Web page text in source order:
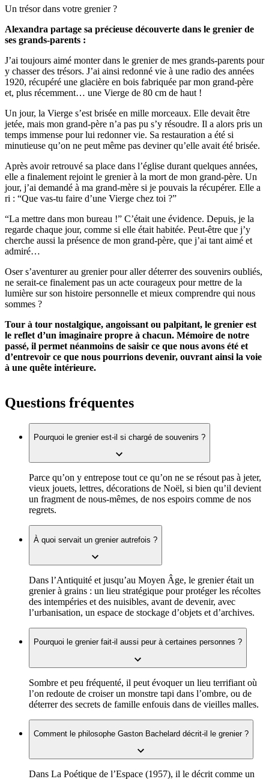
Un trésor dans votre grenier ?
Alexandra partage sa précieuse découverte dans le grenier de
ses grands-parents :
J’ai toujours aimé monter dans le grenier de mes grands-parents pour
y chasser des trésors. J’ai ainsi redonné vie à une radio des années
1920, récupéré une glacière en bois fabriquée par mon grand-père
et, plus récemment… une Vierge de 80 cm de haut !
Un jour, la Vierge s’est brisée en mille morceaux. Elle devait être
jetée, mais mon grand-père n’a pas pu s’y résoudre. Il a alors pris un
temps immense pour lui redonner vie. Sa restauration a été si
minutieuse qu’on ne peut même pas deviner qu’elle avait été brisée.
Après avoir retrouvé sa place dans l’église durant quelques années,
elle a finalement rejoint le grenier à la mort de mon grand-père. Un
jour, j’ai demandé à ma grand-mère si je pouvais la récupérer. Elle a
ri : “Que vas-tu faire d’une Vierge chez toi ?”
“La mettre dans mon bureau !” C’était une évidence. Depuis, je la
regarde chaque jour, comme si elle était habitée. Peut-être que j’y
cherche aussi la présence de mon grand-père, que j’ai tant aimé et
admiré…
Oser s’aventurer au grenier pour aller déterrer des souvenirs oubliés,
ne serait-ce finalement pas un acte courageux pour mettre de la
lumière sur son histoire personnelle et mieux comprendre qui nous
sommes ?
Tour à tour nostalgique, angoissant ou palpitant, le grenier est
le reflet d’un imaginaire propre à chacun. Mémoire de notre
passé, il permet néanmoins de saisir ce que nous avons été et
d’entrevoir ce que nous pourrions devenir, ouvrant ainsi la voie
à une quête intérieure.
Questions fréquentes
Pourquoi le grenier est-il si chargé de souvenirs ?
Parce qu’on y entrepose tout ce qu’on ne se résout pas à jeter,
vieux jouets, lettres, décorations de Noël, si bien qu’il devient
un fragment de nous-mêmes, de nos espoirs comme de nos
regrets.
À quoi servait un grenier autrefois ?
Dans l’Antiquité et jusqu’au Moyen Âge, le grenier était un
grenier à grains : un lieu stratégique pour protéger les récoltes
des intempéries et des nuisibles, avant de devenir, avec
l’urbanisation, un espace de stockage d’objets et d’archives.
Pourquoi le grenier fait-il aussi peur à certaines personnes ?
Sombre et peu fréquenté, il peut évoquer un lieu terrifiant où
l’on redoute de croiser un monstre tapi dans l’ombre, ou de
déterrer des secrets de famille enfouis dans de vieilles malles.
Comment le philosophe Gaston Bachelard décrit-il le grenier ?
Dans La Poétique de l’Espace (1957), il le décrit comme un